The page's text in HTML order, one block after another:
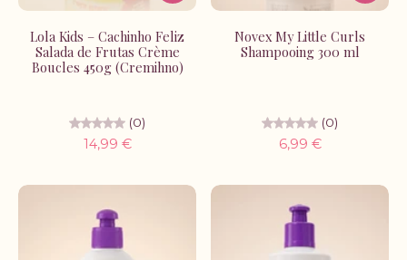
Lola Kids – Cachinho Feliz
Salada de Frutas Crème
Boucles 450g (Cremihno)
(0)
14,99 €
Novex My Little Curls
Shampooing 300 ml
(0)
6,99 €